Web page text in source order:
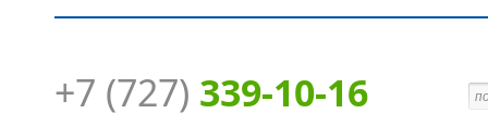
+7 (727) 339-10-16